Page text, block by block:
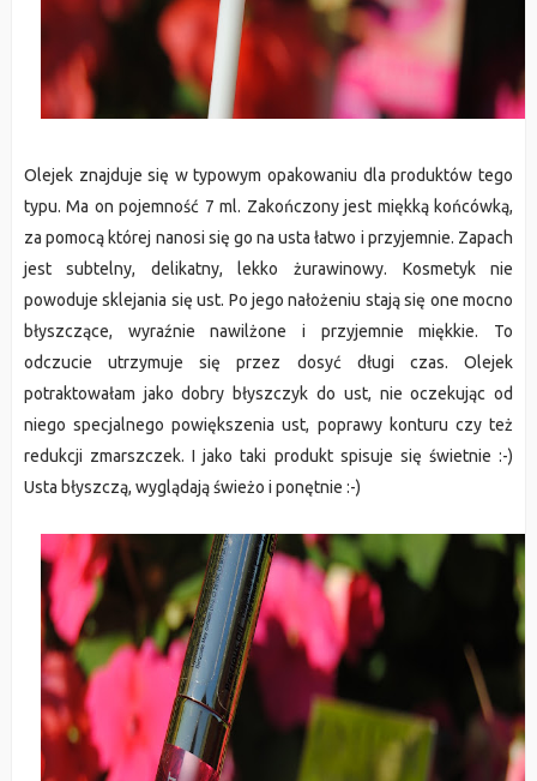
Olejek znajduje się w typowym opakowaniu dla produktów tego
typu. Ma on pojemność 7 ml. Zakończony jest miękką końcówką,
za pomocą której nanosi się go na usta łatwo i przyjemnie. Zapach
jest subtelny, delikatny, lekko żurawinowy. Kosmetyk nie
powoduje sklejania się ust. Po jego nałożeniu stają się one mocno
błyszczące, wyraźnie nawilżone i przyjemnie miękkie. To
odczucie utrzymuje się przez dosyć długi czas. Olejek
potraktowałam jako dobry błyszczyk do ust, nie oczekując od
niego specjalnego powiększenia ust, poprawy konturu czy też
redukcji zmarszczek. I jako taki produkt spisuje się świetnie :-)
Usta błyszczą, wyglądają świeżo i ponętnie :-)